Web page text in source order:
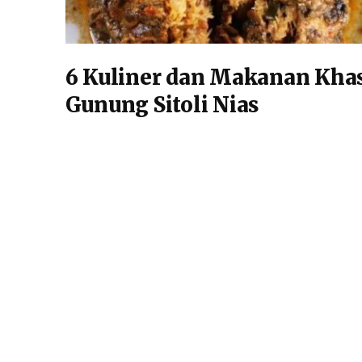
6 Kuliner dan Makanan
Gunung Sitoli Nias